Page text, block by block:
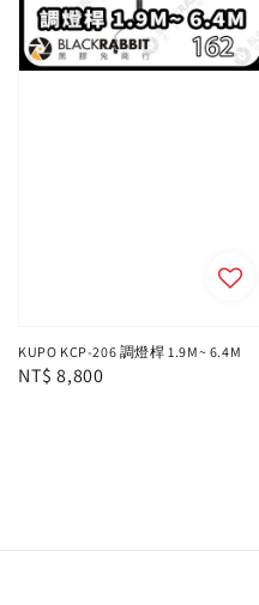
KUPO KCP-206 調燈桿 1.9M~ 6.4M
Regular
NT$ 8,800